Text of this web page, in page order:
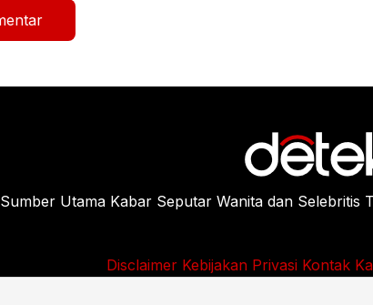
Sumber Utama Kabar Seputar Wanita dan
Disclaimer Kebijakan Privasi Kontak